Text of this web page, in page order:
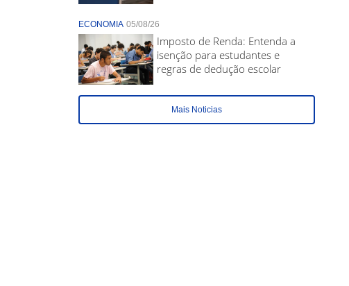
ECONOMIA 05/08/26
Imposto de Renda: Entenda a
isenção para estudantes e
regras de dedução escolar
Mais Noticias